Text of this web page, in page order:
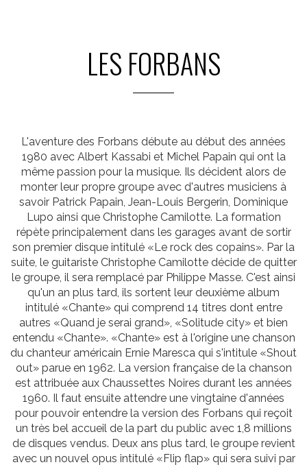
LES FORBANS
L'aventure des Forbans débute au début des années
1980 avec Albert Kassabi et Michel Papain qui ont la
même passion pour la musique. Ils décident alors de
monter leur propre groupe avec d'autres musiciens à
savoir Patrick Papain, Jean-Louis Bergerin, Dominique
Lupo ainsi que Christophe Camilotte. La formation
répète principalement dans les garages avant de sortir
son premier disque intitulé «Le rock des copains». Par la
suite, le guitariste Christophe Camilotte décide de quitter
le groupe, il sera remplacé par Philippe Masse. C'est ainsi
qu'un an plus tard, ils sortent leur deuxième album
intitulé «Chante» qui comprend 14 titres dont entre
autres «Quand je serai grand», «Solitude city» et bien
entendu «Chante». «Chante» est à l'origine une chanson
du chanteur américain Ernie Maresca qui s'intitule «Shout
out» parue en 1962. La version française de la chanson
est attribuée aux Chaussettes Noires durant les années
1960. Il faut ensuite attendre une vingtaine d'années
pour pouvoir entendre la version des Forbans qui reçoit
un très bel accueil de la part du public avec 1,8 millions
de disques vendus. Deux ans plus tard, le groupe revient
avec un nouvel opus intitulé «Flip flap» qui sera suivi par